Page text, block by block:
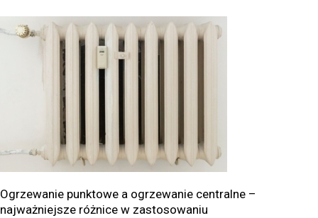
Ogrzewanie punktowe a ogrzewanie centralne –
najważniejsze różnice w zastosowaniu